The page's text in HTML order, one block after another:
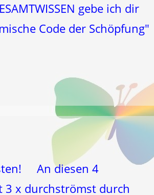
gebe ich dir
Code der
An diesen 4
3 x durchströmst durch